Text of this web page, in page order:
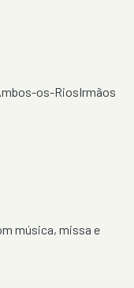
os-RiosIrmãos
música, missa e